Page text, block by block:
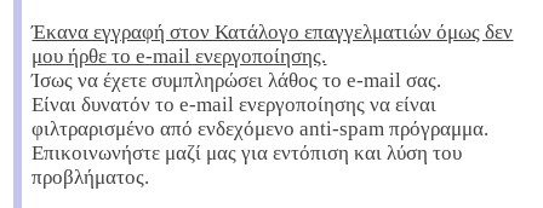
Έκανα εγγραφή στον Κατάλογο επαγγελματιών όμως δεν
μου ήρθε το e-mail ενεργοποίησης.
Ίσως να έχετε συμπληρώσει λάθος το e-mail σας.
Είναι δυνατόν το e-mail ενεργοποίησης να είναι
φιλτραρισμένο από ενδεχόμενο anti-spam πρόγραμμα.
Επικοινωνήστε μαζί μας για εντόπιση και λύση του
προβλήματος.